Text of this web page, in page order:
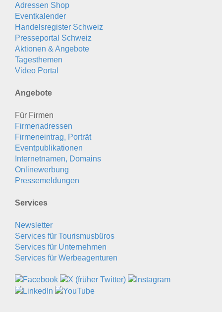
Adressen Shop
Eventkalender
Handelsregister Schweiz
Presseportal Schweiz
Aktionen & Angebote
Tagesthemen
Video Portal
Angebote
Für Firmen
Firmenadressen
Firmeneintrag, Porträt
Eventpublikationen
Internetnamen, Domains
Onlinewerbung
Pressemeldungen
Services
Newsletter
Services für Tourismusbüros
Services für Unternehmen
Services für Werbeagenturen